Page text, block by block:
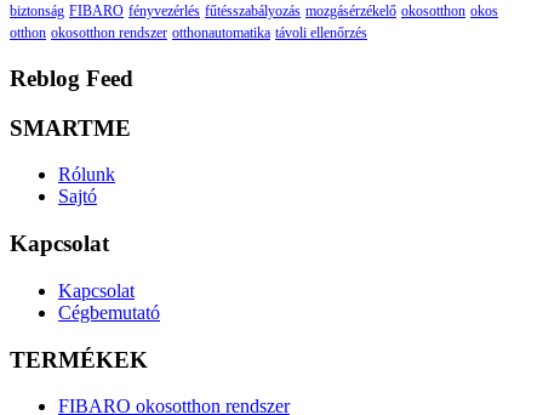
biztonság FIBARO fényvezérlés fűtésszabályozás mozgásérzékelő okosotthon okos
otthon okosotthon rendszer otthonautomatika távoli ellenőrzés
Reblog Feed
SMARTME
Rólunk
Sajtó
Kapcsolat
Kapcsolat
Cégbemutató
TERMÉKEK
FIBARO okosotthon rendszer